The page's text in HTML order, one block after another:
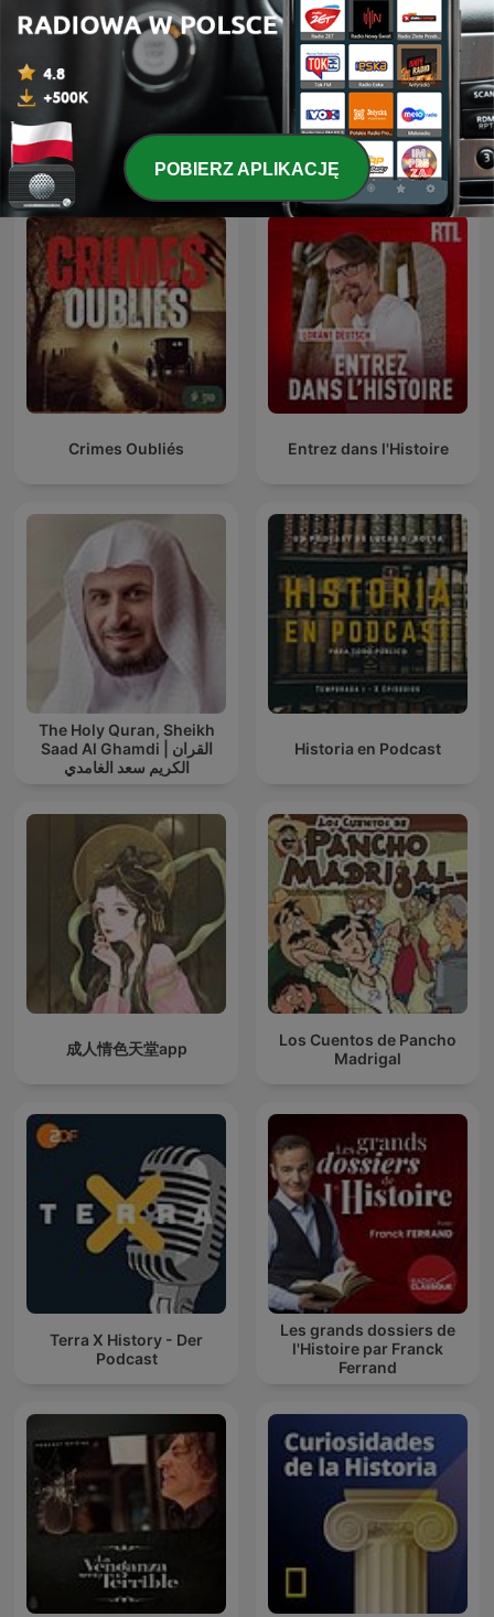
Historia, jakiej nie znacie Mroczne Wieki
Międzynarodowe podcasty: Historia
Crimes Oubliés Entrez dans l'Histoire
The Holy Quran, Sheikh
Saad Al Ghamdi | القران
الكريم سعد الغامدي
Historia en Podcast
成人情色天堂app
Los Cuentos de Pancho
Madrigal
Terra X History - Der
Podcast
Les grands dossiers de
l'Histoire par Franck
Ferrand
POBIERZ APLIKACJĘ